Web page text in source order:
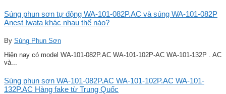
Súng phun sơn tự động WA-101-082P.AC và súng WA-101-082P
Anest Iwata khác nhau thế nào?
By Súng Phun Sơn
Hiện nay có model WA-101-082P.AC WA-101-102P-AC WA-101-132P . AC
và...
Súng phun sơn WA-101-082P.AC WA-101-102P.AC WA-101-
132P.AC Hàng fake từ Trung Quốc